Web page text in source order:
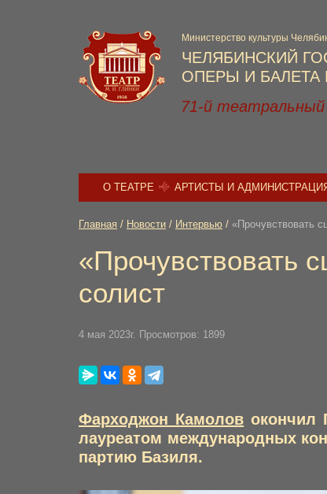
ЧЕЛЯБИНСКИЙ
ОПЕРЫ И БАЛЕТА
Министерство культуры
71-й театральный
О ТЕАТРЕ АРТИСТЫ И
Главная / Новости / Интервью / «Прочувствовать
«Прочувствовать
солист
4 мая 2023г. Просмотров: 1899
Фарходжон Камолов окончил
лауреатом международных
партию Базиля.